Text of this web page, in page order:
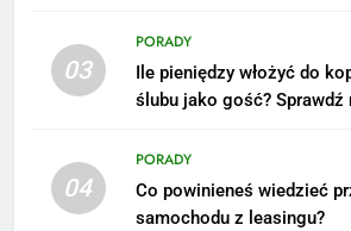
03
PORADY
Ile pieniędzy włożyć do
ślubu jako gość? Sprawdź
04
PORADY
Co powinieneś wiedzieć
samochodu z leasingu?
zainspirują
ZAROBKI